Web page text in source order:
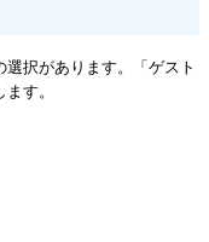
択があります。「ゲスト
す。